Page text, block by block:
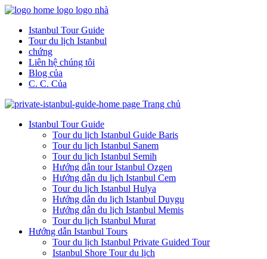
Istanbul Tour Guide
Tour du lịch Istanbul
chứng
Liên hệ chúng tôi
Blog của
C. C. Của
Istanbul Tour Guide
Tour du lịch Istanbul Guide Baris
Tour du lịch Istanbul Sanem
Tour du lịch Istanbul Semih
Hướng dẫn tour Istanbul Ozgen
Hướng dẫn du lịch Istanbul Cem
Tour du lịch Istanbul Hulya
Hướng dẫn du lịch Istanbul Duygu
Hướng dẫn du lịch Istanbul Memis
Tour du lịch Istanbul Murat
Hướng dẫn Istanbul Tours
Tour du lịch Istanbul Private Guided Tour
Istanbul Shore Tour du lịch